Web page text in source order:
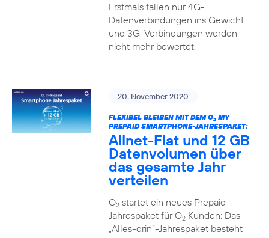
Erstmals fallen nur 4G-
Datenverbindungen ins Gewicht
und 3G-Verbindungen werden
nicht mehr bewertet.
20. November 2020
FLEXIBEL BLEIBEN MIT DEM O2MY
PREPAID SMARTPHONE-JAHRESPAKET:
Allnet-Flat und 12 GB
Datenvolumen über
das gesamte Jahr
verteilen
O2startet ein neues Prepaid-
Jahrespaket für O2Kunden: Das
„Alles-drin“-Jahrespaket besteht